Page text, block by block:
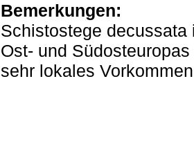
Bemerkungen:
Schistostege decussata
Ost- und
sehr lokales